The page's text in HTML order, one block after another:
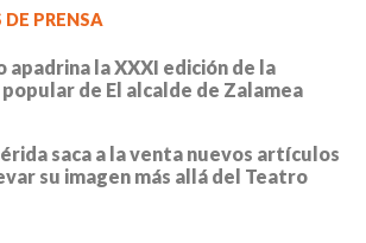
PRENSA
apadrina la XXXI edición de la
de El alcalde de Zalamea
saca a la venta nuevos artículos
su imagen más allá del Teatro